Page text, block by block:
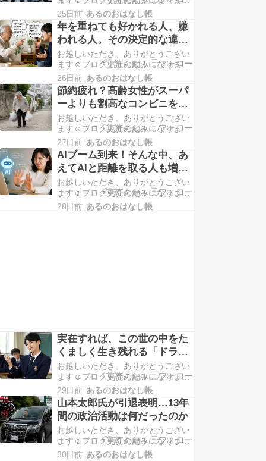
す！よかったら下記の2つのバナー
もクリックしてもらえると嬉しいで
す😆応援よろしくお願いします。
「iPhone離れ」になりかねない...AI
競争で...
25日前 あるのおはなし帳
年を重ねても好かれる人、嫌
われる人。その決定的な違い
とは？
お越しいただき、ありがとうござい
ます☺️ブログ更新の励みになりま
す！よかったら下記の2つのバナー
もクリックしてもらえると嬉しいで
す😆応援よろしくお願いします。
「老害」この単語が耳や目に入って
こない...
26日前 あるのおはなし帳
節約疲れ？高齢女性がスーパ
ーよりも割高なコンビニを利
用する理由
お越しいただき、ありがとうござい
ます☺️ブログ更新の励みになりま
す！よかったら下記の2つのバナー
もクリックしてもらえると嬉しいで
す😆応援よろしくお願いします。
「もう疲れました…」年金月11万
円・75歳女...
27日前 あるのおはなし帳
AIブーム到来！そんな中、あ
えてAIと距離を取る人も増加
中・・・。
お越しいただき、ありがとうござい
ます☺️ブログ更新の励みになりま
す！よかったら下記の2つのバナー
もクリックしてもらえると嬉しいで
28日前 あるのおはなし帳
実在すれば、この世の中をた
くましく生き残れる「ドラえ
もん」のキャラは・・・スネ
夫だった！
お越しいただき、ありがとうござい
ます☺️ブログ更新の励みになりま
す！よかったら下記の2つのバナー
もクリックしてもらえると嬉しいで
す😆応援よろしくお願いします。
｢実在すれば超モテ男子｣｢どこか豊
臣秀吉に...
29日前 あるのおはなし帳
山本太郎氏が引退表明…13年
間の政治活動は何だったのか
お越しいただき、ありがとうござい
ます☺️ブログ更新の励みになりま
す！よかったら下記の2つのバナー
30日前 あるのおはなし帳